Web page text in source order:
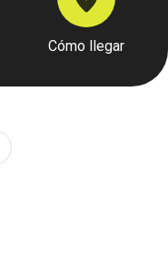
Cómo llegar